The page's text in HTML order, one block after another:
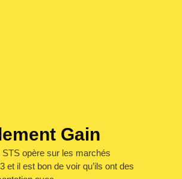
Gain
opère sur les marchés
et il est bon de voir qu’ils ont des